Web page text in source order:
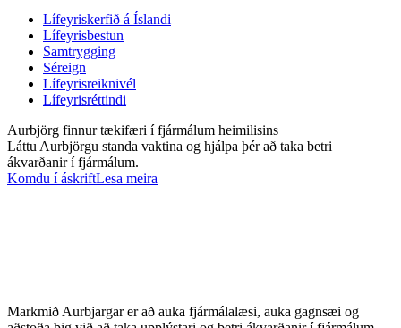
Lífeyriskerfið á Íslandi
Lífeyrisbestun
Samtrygging
Séreign
Lífeyrisreiknivél
Lífeyrisréttindi
Aurbjörg finnur tækifæri í fjármálum heimilisins
Láttu Aurbjörgu standa vaktina og hjálpa þér að taka betri
ákvarðanir í fjármálum.
Komdu í áskriftLesa meira
Markmið Aurbjargar er að auka fjármálalæsi, auka gagnsæi og